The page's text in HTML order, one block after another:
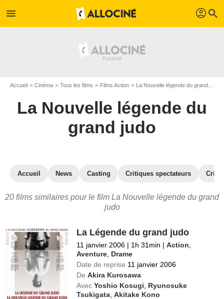
menu profil search
Accueil Cinéma Tous les films Films Action La Nouvelle légende du grand judo
La Nouvelle légende du
grand judo
Accueil News Casting Critiques spectateurs
20 films similaires pour le film La Nouvelle légende du grand
judo
La Légende du grand judo
11 janvier 2006 | 1h 31min | Action
Aventure Drame
Date de reprise 11 janvier 2006
De Akira Kurosawa
Avec Yoshio Kosugi
Ryunosuke
Tsukigata ,Akitake Kono